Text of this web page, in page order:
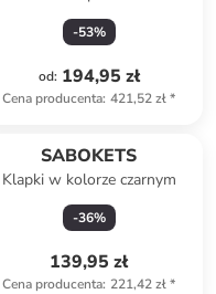
jasnobrązowym
-53%
od: 194,95 zł
Cena producenta: 421,52 zł*
SABOKETS
Klapki w kolorze czarnym
-36%
139,95 zł
Cena producenta: 221,42 zł*